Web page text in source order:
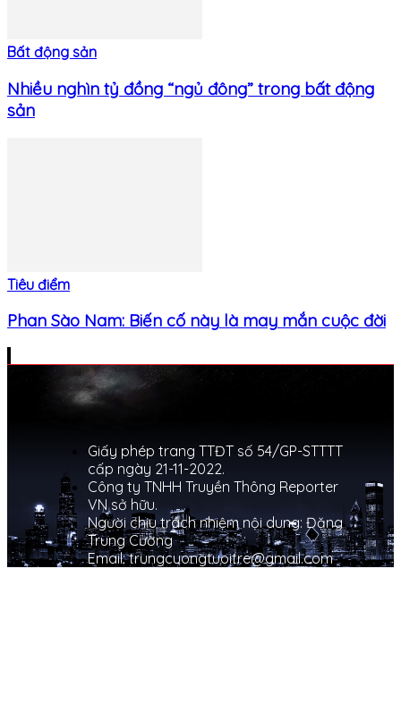
Bất động sản
Nhiều nghìn tỷ đồng “ngủ đông” trong bất động
sản
Tiêu điểm
Phan Sào Nam: Biến cố này là may mắn cuộc đời
Giấy phép trang TTĐT số 54/GP-STTTT
cấp ngày 21-11-2022.
Công ty TNHH Truyền Thông Reporter
VN sở hữu.
Người chịu trách nhiệm nội dung: Đặng
Trung Cường
Email: trungcuongtuoitre@gmail.com